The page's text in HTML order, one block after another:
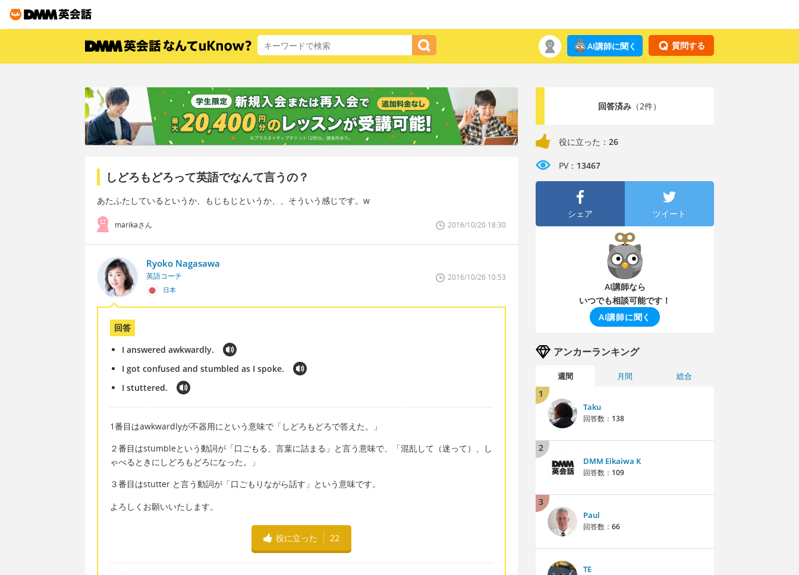
質問する
AI講師に聞く
しどろもどろって英語でなんて言うの？
あたふたしているというか、もじもじというか、、そういう感じです。w
marikaさん 2016/10/20 18:30
Ryoko Nagasawa
英語コーチ
日本
2016/10/26 10:53
回答
I answered awkwardly.
I got confused and stumbled as I spoke.
I stuttered.
1番目はawkwardlyが不器用にという意味で「しどろもどろで答えた。」
２番目はstumbleという動詞が「口ごもる、言葉に詰まる」と言う意味で、「混乱して（迷って）、し
ゃべるときにしどろもどろになった。」
３番目はstutter と言う動詞が「口ごもりながら話す」という意味です。
よろしくお願いいたします。
役に立った 22
回答済み（2件）
役に立った： 26
PV： 13467
シェア ツイート
AI講師なら
いつでも相談可能です！
AI講師に聞く
アンカーランキング
週間 月間 総合
1
Taku
回答数： 138
2
DMM Eikaiwa K
回答数： 109
3
Paul
回答数： 66
TE